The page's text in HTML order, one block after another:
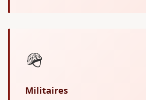
🪖
Militaires